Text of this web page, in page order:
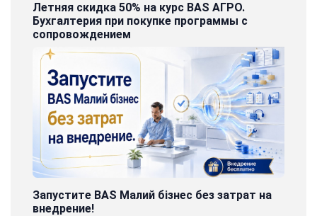
Летняя скидка 50% на курс BAS АГРО.
Бухгалтерия при покупке программы с
сопровождением
Запустите BAS Малий бізнес без затрат на
внедрение!